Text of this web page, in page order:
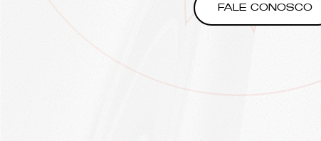
FALE CONOSCO